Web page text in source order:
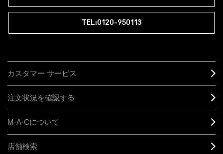
TEL:0120-950113
カスタマー サービス
注文状況を確認する
M·A·Cについて
店舗検索